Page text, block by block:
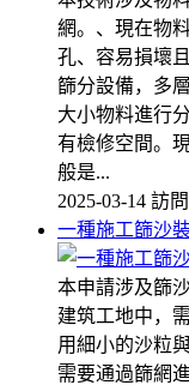
網。、現在物
孔、容易損壞
篩分設備，多
大小物料進行
有檢修空間。
般是...
2025-03-14 訪
一種施工篩沙
本申請涉及篩
建筑工地中，
用細小的沙粒
需要通過篩網